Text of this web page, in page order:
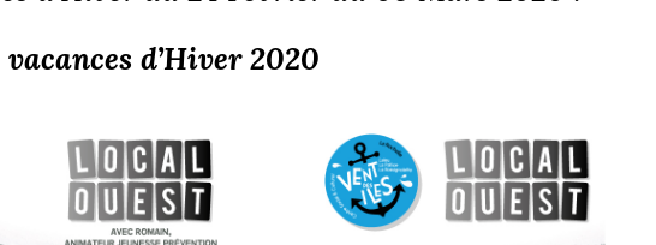
d’Hiver 2020